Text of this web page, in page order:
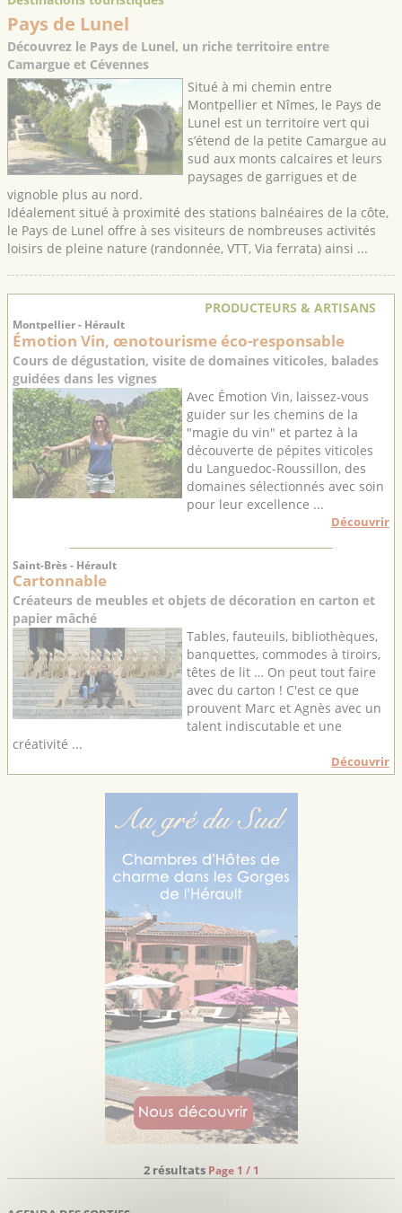
Pays de Lunel
Découvrez le Pays de Lunel, un riche territoire entre
Camargue et Cévennes
Situé à mi chemin entre
Montpellier et Nîmes, le Pays de
Lunel est un territoire vert qui
s’étend de la petite Camargue au
sud aux monts calcaires et leurs
paysages de garrigues et de
vignoble plus au nord.
Idéalement situé à proximité des stations balnéaires de la côte,
le Pays de Lunel offre à ses visiteurs de nombreuses activités
loisirs de pleine nature (randonnée, VTT, Via ferrata) ainsi ...
PRODUCTEURS & ARTISANS
Montpellier - Hérault
Émotion Vin, œnotourisme éco-responsable
Cours de dégustation, visite de domaines viticoles, balades
guidées dans les vignes
Avec Émotion Vin, laissez-vous
guider sur les chemins de la
"magie du vin" et partez à la
découverte de pépites viticoles
du Languedoc-Roussillon, des
domaines sélectionnés avec soin
pour leur excellence ...
Découvrir
Saint-Brès - Hérault
Cartonnable
Créateurs de meubles et objets de décoration en carton et
papier mâché
Tables, fauteuils, bibliothèques,
banquettes, commodes à tiroirs,
têtes de lit … On peut tout faire
avec du carton ! C'est ce que
prouvent Marc et Agnès avec un
talent indiscutable et une
créativité ...
Découvrir
2 résultats Page 1 / 1